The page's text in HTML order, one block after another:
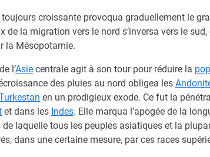
toujours croissante provoqua graduellement le
de la migration vers le nord s’inversa vers le
la Mésopotamie.
l’Asie centrale agit à son tour pour réduire la
des pluies au nord obligea les
en un prodigieux exode. Ce fut la
et dans les Indes. Elle marqua l’apogée de la
de laquelle tous les peuples asiatiques et la
dans une certaine mesure, par ces races